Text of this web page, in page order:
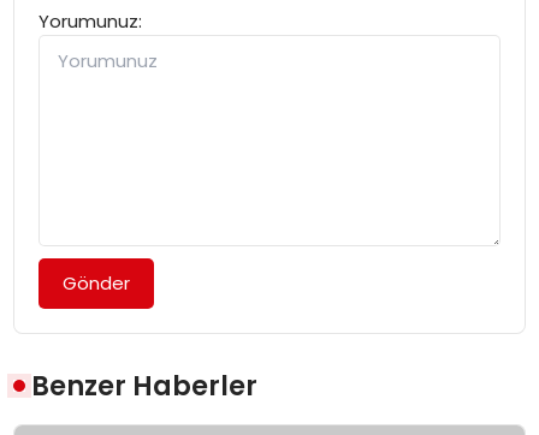
Yorumunuz:
Gönder
Benzer Haberler